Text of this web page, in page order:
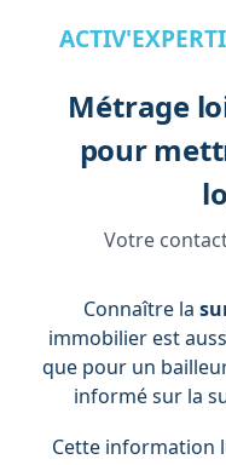
Métrage
pour
Votre
Connaître la
immobilier est
que pour un
informé sur la
Cette information